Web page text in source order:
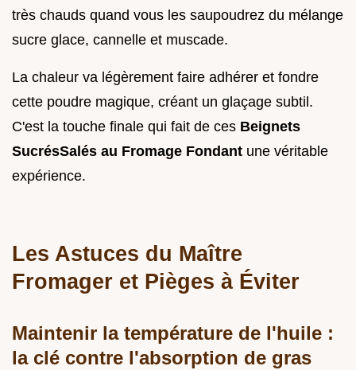
très chauds quand vous les saupoudrez du mélange
sucre glace, cannelle et muscade.
La chaleur va légèrement faire adhérer et fondre
cette poudre magique, créant un glaçage subtil.
C'est la touche finale qui fait de ces Beignets
SucrésSalés au Fromage Fondant une véritable
expérience.
Les Astuces du Maître
Fromager et Pièges à Éviter
Maintenir la température de l'huile :
la clé contre l'absorption de gras